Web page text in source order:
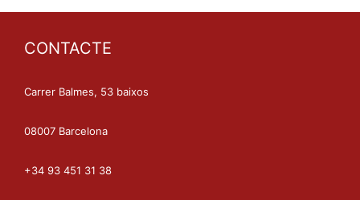
CONTACTE
Carrer Balmes, 53 baixos
08007 Barcelona
+34 93 451 31 38